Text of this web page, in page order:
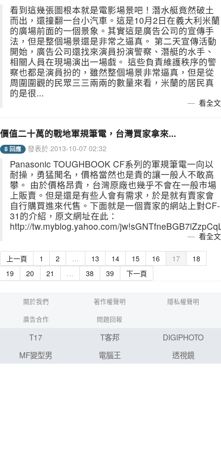
看到這幾張圖根本就是電影場景吧！潛水艇竟然破土
而出，還撞翻一台小汽車。這是10月2日在義大利米蘭
的廣場前面的一個景象。其實這是廣告公司的宣傳手
法，但是整個場景還是非常之逼真。 第二天宣傳活動
開始，廣告公司還找來演員扮演警察、潛艇的水手、
相關人員在現場演出一場戲。 這些負責維護秩序的警
察也都是演員扮的，雖然整個場景非常逼真，但是從
周圍圍觀的民眾三三兩兩的數量來看，米蘭的居民真
的是很...
看全文
價值二十萬的戰地軍規筆電，台灣買家拿來...
8 回應 發表於 2013-10-07 02:32
Panasonic TOUGHBOOK CF系列的軍規筆電一向以
耐操，勇猛聞名，價格當然也是貴的讓一般人不敢高
攀。 由於價格昂貴，台灣原廠也幾乎不會在一般市場
上販賣。但是還是有些人會有需求，於是就有賣家會
自行購買進來代售。下面就是一個賣家的網站上對CF-
31的介紹，原文網址在此：
http://tw.myblog.yahoo.com/
看全文
上一頁 1 2 … 13 14 15 16 17
18
19
20 21 … 38 39 下一頁
關於我們 著作權聲明
隱私權聲明
廣告合作
問題回報
T17 T客邦
DIGIPHOTO
MF變型男
電腦王 透視鏡